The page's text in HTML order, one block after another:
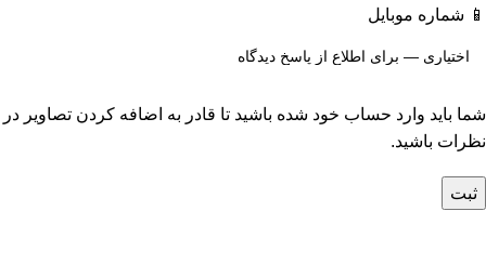
📱 شماره موبایل
شما باید وارد حساب خود شده باشید تا قادر به اضافه کردن تصاویر در
نظرات باشید.